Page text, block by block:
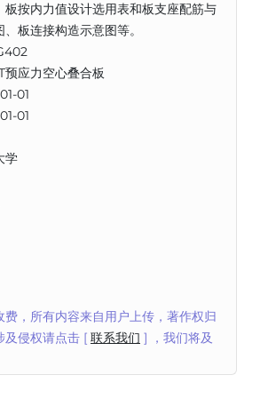
板按内力值设计选用表和板支座配筋与
板连接构造示意图等。
应力空心叠合板
01
01
学
费，所有内容来自用户上传，著作权归
及侵权请点击 [ 联系我们 ] ，我们将及